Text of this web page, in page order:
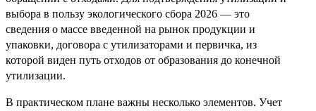
выбора в пользу экологического сбора 2026 — это
сведения о массе введенной на рынок продукции и
упаковки, договора с утилизаторами и первичка, из
которой виден путь отходов от образования до конечной
утилизации.
В практическом плане важны несколько элементов. Учет